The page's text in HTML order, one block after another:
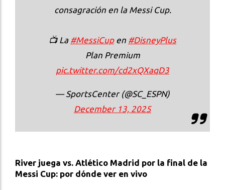
consagración en la Messi Cup.
📺 La #MessiCupen #DisneyPlus
Plan Premium
pic.twitter.com/cd2xQXaqD3
— SportsCenter (@SC_ESPN)
December 13, 2025
River juega vs. Atlético Madrid por la final de la
Messi Cup: por dónde ver en vivo